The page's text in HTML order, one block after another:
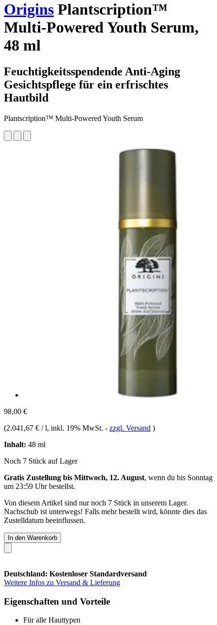
Origins Plantscription™
Multi-Powered Youth Serum,
48 ml
Feuchtigkeitsspendende Anti-Aging
Gesichtspflege für ein erfrischtes
Hautbild
Plantscription™ Multi-Powered Youth Serum
98,00 €
(2.041,67 € / l, inkl. 19% MwSt. - zzgl. Versand )
Inhalt: 48 ml
Noch 7 Stück auf Lager
Gratis Zustellung bis Mittwoch, 12. August, wenn du bis Sonntag
um 23:59 Uhrbestellst.
Von diesem Artikel sind nur noch 7 Stück in unserem Lager.
Nachschub ist unterwegs! Falls mehr bestellt wird, könnte dies das
Zustelldatum beeinflussen.
In den Warenkorb
Deutschland: Kostenloser Standardversand
Weitere Infos zu Versand & Lieferung
Eigenschaften und Vorteile
Für alle Hauttypen